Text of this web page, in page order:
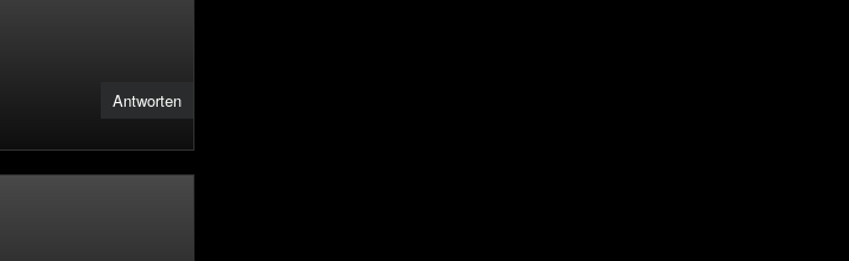
Antworten